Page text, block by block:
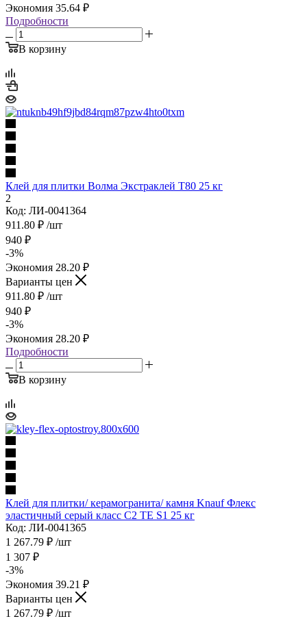
Экономия 35.64 ₽
Подробности
В корзину
Клей для плитки Волма Экстраклей Т80 25 кг
2
Код: ЛИ-0041364
911.80 ₽ /шт
940 ₽
-3%
Экономия 28.20 ₽
Варианты цен
911.80 ₽ /шт
940 ₽
-3%
Экономия 28.20 ₽
Подробности
В корзину
Клей для плитки/ керамогранита/ камня Knauf Флекс
эластичный серый класс С2 ТЕ S1 25 кг
Код: ЛИ-0041365
1 267.79 ₽ /шт
1 307 ₽
-3%
Экономия 39.21 ₽
Варианты цен
1 267.79 ₽ /шт